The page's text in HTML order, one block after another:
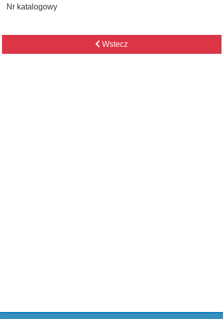
Nr katalogowy
Wstecz